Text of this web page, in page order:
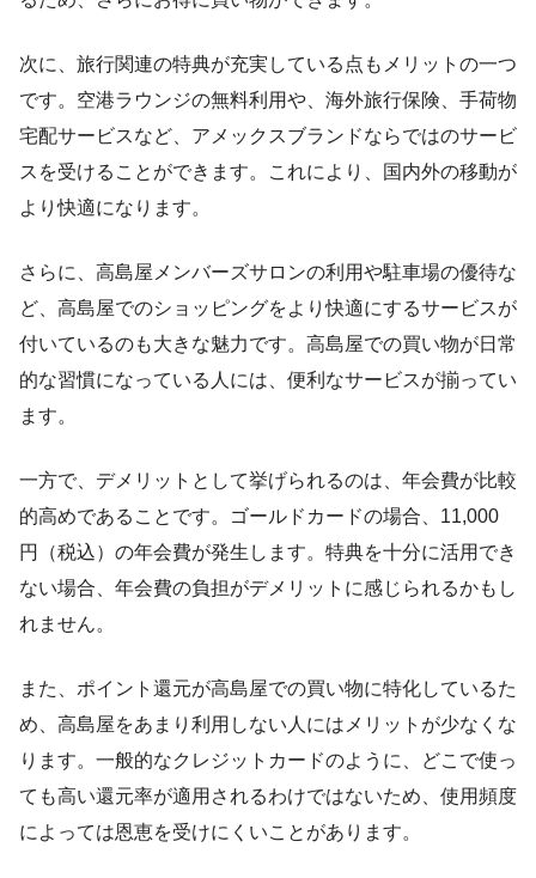
次に、旅行関連の特典が充実している点もメリットの一つ
です。空港ラウンジの無料利用や、海外旅行保険、手荷物
宅配サービスなど、アメックスブランドならではのサービ
スを受けることができます。これにより、国内外の移動が
より快適になります。
さらに、高島屋メンバーズサロンの利用や駐車場の優待な
ど、高島屋でのショッピングをより快適にするサービスが
付いているのも大きな魅力です。高島屋での買い物が日常
的な習慣になっている人には、便利なサービスが揃ってい
ます。
一方で、デメリットとして挙げられるのは、年会費が比較
的高めであることです。ゴールドカードの場合、11,000
円（税込）の年会費が発生します。特典を十分に活用でき
ない場合、年会費の負担がデメリットに感じられるかもし
れません。
また、ポイント還元が高島屋での買い物に特化しているた
め、高島屋をあまり利用しない人にはメリットが少なくな
ります。一般的なクレジットカードのように、どこで使っ
ても高い還元率が適用されるわけではないため、使用頻度
によっては恩恵を受けにくいことがあります。